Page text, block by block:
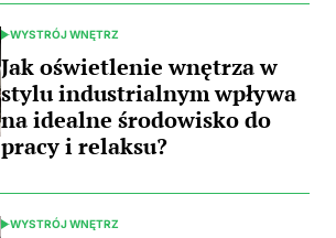
POSTED
IN
WYSTRÓJ WNĘTRZ
Jak oświetlenie wnętrza w
stylu industrialnym wpływa
na idealne środowisko do
pracy i relaksu?
POSTED
WYSTRÓJ WNĘTRZ